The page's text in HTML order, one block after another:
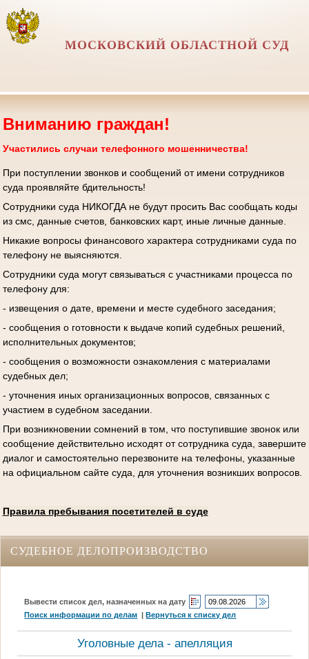
МОСКОВСКИЙ ОБЛАСТНОЙ СУД
Вниманию граждан!
Участились случаи телефонного мошенничества!
При поступлении звонков и сообщений от имени сотрудников
суда проявляйте бдительность!
Сотрудники суда НИКОГДА не будут просить Вас сообщать коды
из смс, данные счетов, банковских карт, иные личные данные.
Никакие вопросы финансового характера сотрудниками суда по
телефону не выясняются.
Сотрудники суда могут связываться с участниками процесса по
телефону для:
- извещения о дате, времени и месте судебного заседания;
- сообщения о готовности к выдаче копий судебных решений,
исполнительных документов;
- сообщения о возможности ознакомления с материалами
судебных дел;
- уточнения иных организационных вопросов, связанных с
участием в судебном заседании.
При возникновении сомнений в том, что поступившие звонок или
сообщение действительно исходят от сотрудника суда, завершите
диалог и самостоятельно перезвоните на телефоны, указанные
на официальном сайте суда, для уточнения возникших вопросов.
Правила пребывания посетителей в суде
СУДЕБНОЕ ДЕЛОПРОИЗВОДСТВО
Вывести список дел, назначенных на дату
Поиск информации по делам |Вернуться к списку дел
Уголовные дела - апелляция